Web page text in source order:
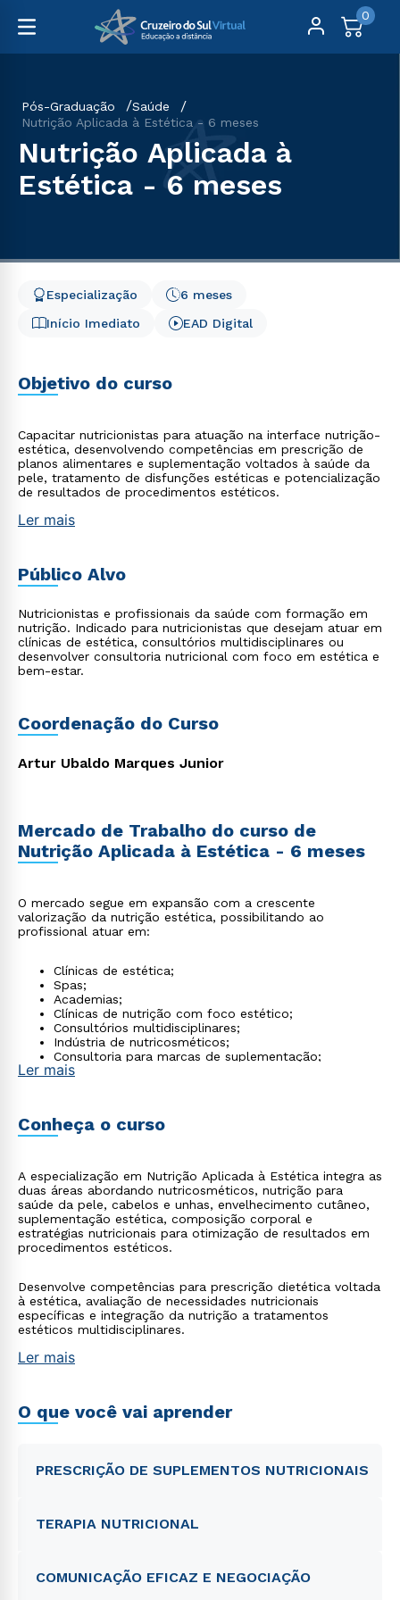
0
Pós-Graduação
Saúde
Nutrição Aplicada à Estética - 6 meses
Nutrição Aplicada à
Estética - 6 meses
Início Imediato
6 meses
Especialização
EAD Digital
Objetivo do curso
Capacitar nutricionistas para atuação na interface nutrição-
estética, desenvolvendo competências em prescrição de
planos alimentares e suplementação voltados à saúde da
pele, tratamento de disfunções estéticas e potencialização
de resultados de procedimentos estéticos.
Ler mais
Público Alvo
Nutricionistas e profissionais da saúde com formação em
nutrição. Indicado para nutricionistas que desejam atuar em
clínicas de estética, consultórios multidisciplinares ou
desenvolver consultoria nutricional com foco em estética e
bem-estar.
Coordenação do Curso
Artur Ubaldo Marques Junior
Mercado de Trabalho do curso de
Nutrição Aplicada à Estética - 6 meses
O mercado segue em expansão com a crescente
valorização da nutrição estética, possibilitando ao
profissional atuar em:
Clínicas de estética;
Spas;
Academias;
Clínicas de nutrição com foco estético;
Consultórios multidisciplinares;
Indústria de nutricosméticos;
Consultoria para marcas de suplementação;
Atendimento particular.
Ler mais
Conheça o curso
A especialização em Nutrição Aplicada à Estética integra as
duas áreas abordando nutricosméticos, nutrição para
saúde da pele, cabelos e unhas, envelhecimento cutâneo,
suplementação estética, composição corporal e
estratégias nutricionais para otimização de resultados em
procedimentos estéticos.
Desenvolve competências para prescrição dietética voltada
à estética, avaliação de necessidades nutricionais
específicas e integração da nutrição a tratamentos
estéticos multidisciplinares.
Ler mais
O que você vai aprender
PRESCRIÇÃO DE SUPLEMENTOS NUTRICIONAIS
TERAPIA NUTRICIONAL
COMUNICAÇÃO EFICAZ E NEGOCIAÇÃO